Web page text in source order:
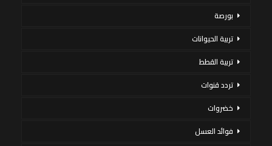
بورصة
تربية الحيوانات
تربية القطط
تردد قنوات
خضروات
فوائد العسل